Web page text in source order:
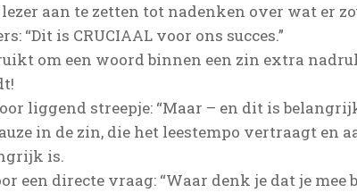
aan te zetten tot nadenken over wat er
“Dit is CRUCIAAL voor ons succes.”
om een woord binnen een zin extra
liggend streepje: “Maar – en dit is
in de zin, die het leestempo vertraagt en
is.
een directe vraag: “Waar denk je dat je mee